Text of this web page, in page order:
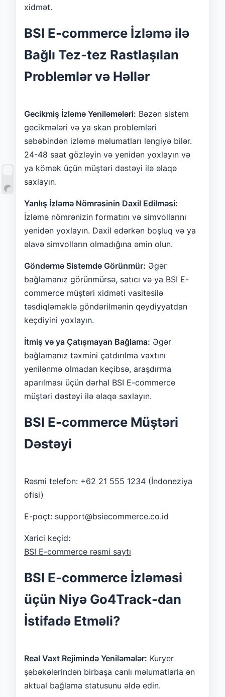
xidmət.
BSI E-commerce İzləmə ilə
Bağlı Tez-tez Rastlaşılan
Problemlər və Həllər
Gecikmiş İzləmə Yeniləmələri: Bəzən sistem
gecikmələri və ya skan problemləri
səbəbindən izləmə məlumatları ləngiyə bilər.
24-48 saat gözləyin və yenidən yoxlayın və
ya kömək üçün müştəri dəstəyi ilə əlaqə
saxlayın.
Yanlış İzləmə Nömrəsinin Daxil Edilməsi:
İzləmə nömrənizin formatını və simvollarını
yenidən yoxlayın. Daxil edərkən boşluq və ya
əlavə simvolların olmadığına əmin olun.
Göndərmə Sistemdə Görünmür: Əgər
bağlamanız görünmürsə, satıcı və ya BSI E-
commerce müştəri xidməti vasitəsilə
təsdiqləməklə göndərilmənin qeydiyyatdan
keçdiyini yoxlayın.
İtmiş və ya Çatışmayan Bağlama: Əgər
bağlamanız təxmini çatdırılma vaxtını
yenilənmə olmadan keçibsə, araşdırma
aparılması üçün dərhal BSI E-commerce
müştəri dəstəyi ilə əlaqə saxlayın.
BSI E-commerce Müştəri
Dəstəyi
Rəsmi telefon: +62 21 555 1234 (İndoneziya
ofisi)
E-poçt: support@bsiecommerce.co.id
Xarici keçid:
BSI E-commerce rəsmi saytı
BSI E-commerce İzləməsi
üçün Niyə Go4Track-dan
İstifadə Etməli?
Real Vaxt Rejimində Yeniləmələr: Kuryer
şəbəkələrindən birbaşa canlı məlumatlarla ən
aktual bağlama statusunu əldə edin.